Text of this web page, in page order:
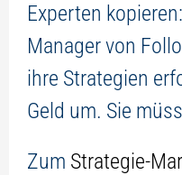
Experten
Manager von
ihre Strategien
Geld um. Sie
Zum Strategie-